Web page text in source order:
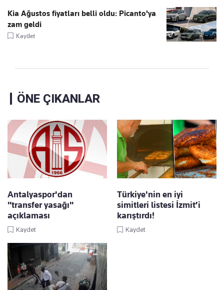
Kia Ağustos fiyatları belli oldu: Picanto'ya
zam geldi
Kaydet
ÖNE ÇIKANLAR
Antalyaspor'dan
"transfer yasağı"
açıklaması
Kaydet
Türkiye'nin en iyi
simitleri listesi İzmit’i
karıştırdı!
Kaydet